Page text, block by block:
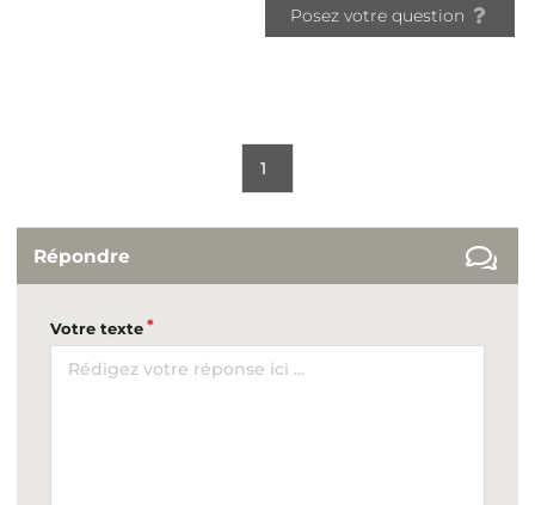
Posez votre question
1
Répondre
Votre texte